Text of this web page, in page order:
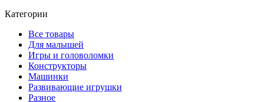
Категории
Все товары
Для малышей
Игры и головоломки
Конструкторы
Машинки
Развивающие игрушки
Разное